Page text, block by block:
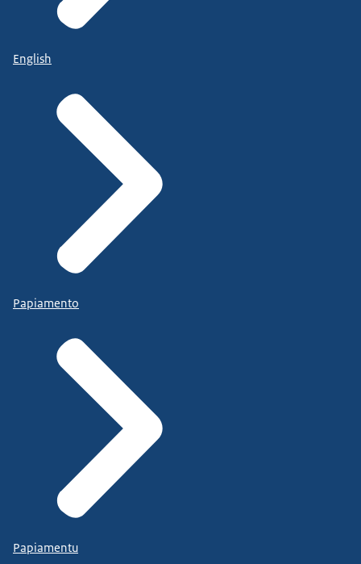
English
Papiamento
Papiamentu